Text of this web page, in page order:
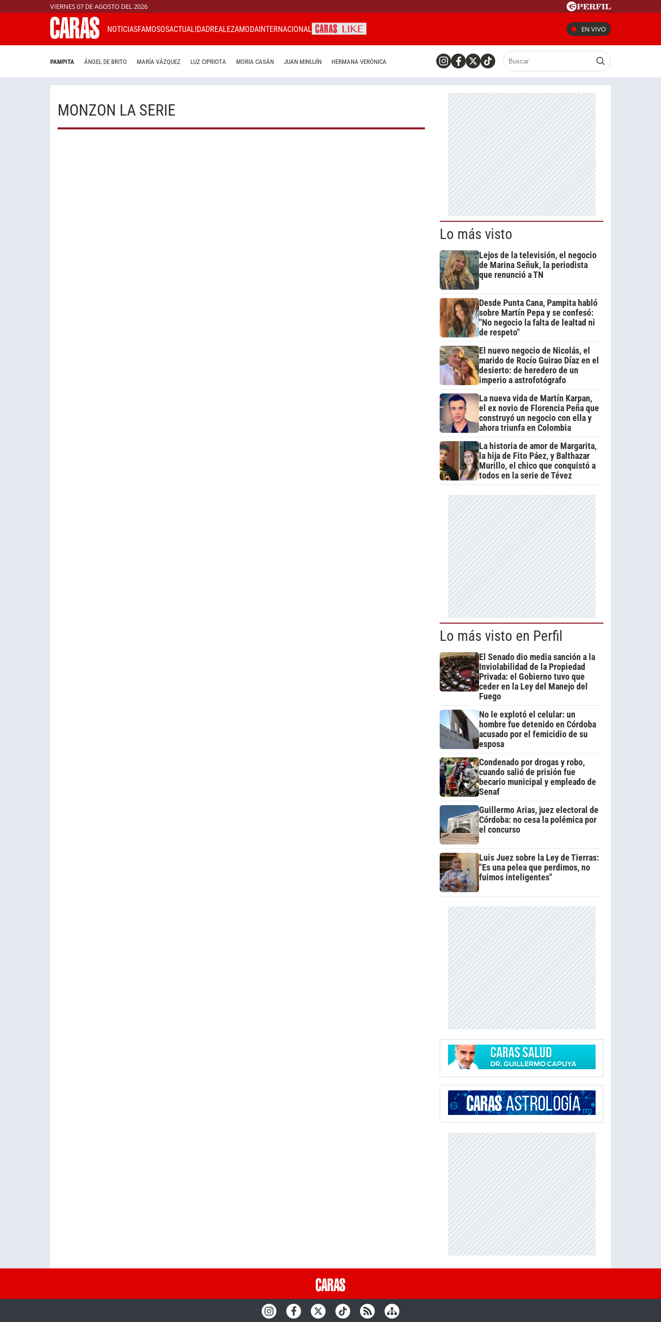
VIERNES 07 DE AGOSTO DEL 2026
NOTICIASFAMOSOSACTUALIDADREALEZAMODAINTERNACIONAL EN VIVO
PAMPITA ÁNGEL DE BRITO MARÍA VÁZQUEZ LUZ CIPRIOTA MORIA CASÁN JUAN MINUJÍN HERMANA VERÓNICA
MONZON LA SERIE
Lo más visto
Lejos de la televisión, el negocio
de Marina Señuk, la periodista
que renunció a TN
Desde Punta Cana, Pampita habló
sobre Martín Pepa y se confesó:
"No negocio la falta de lealtad ni
de respeto"
El nuevo negocio de Nicolás, el
marido de Rocío Guirao Díaz en el
desierto: de heredero de un
imperio a astrofotógrafo
La nueva vida de Martín Karpan,
el ex novio de Florencia Peña que
construyó un negocio con ella y
ahora triunfa en Colombia
La historia de amor de Margarita,
la hija de Fito Páez, y Balthazar
Murillo, el chico que conquistó a
todos en la serie de Tévez
Lo más visto en Perfil
El Senado dio media sanción a la
Inviolabilidad de la Propiedad
Privada: el Gobierno tuvo que
ceder en la Ley del Manejo del
Fuego
No le explotó el celular: un
hombre fue detenido en Córdoba
acusado por el femicidio de su
esposa
Condenado por drogas y robo,
cuando salió de prisión fue
becario municipal y empleado de
Senaf
Guillermo Arias, juez electoral de
Córdoba: no cesa la polémica por
el concurso
Luis Juez sobre la Ley de Tierras:
"Es una pelea que perdimos, no
fuimos inteligentes"